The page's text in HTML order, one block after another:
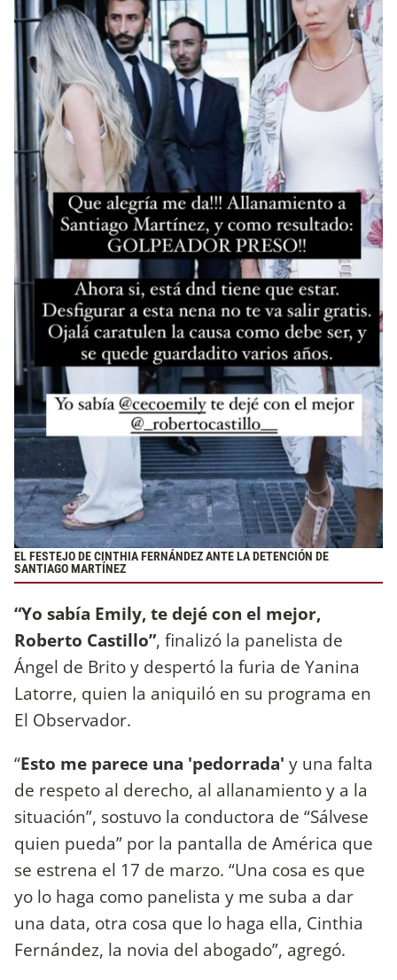
EL FESTEJO DE CINTHIA FERNÁNDEZ ANTE LA DETENCIÓN DE
SANTIAGO MARTÍNEZ
“Yo sabía Emily, te dejé con el mejor,
Roberto Castillo”, finalizó la panelista de
Ángel de Brito y despertó la furia de Yanina
Latorre, quien la aniquiló en su programa en
El Observador.
“Esto me parece una 'pedorrada' y una falta
de respeto al derecho, al allanamiento y a la
situación”, sostuvo la conductora de “Sálvese
quien pueda” por la pantalla de América que
se estrena el 17 de marzo. “Una cosa es que
yo lo haga como panelista y me suba a dar
una data, otra cosa que lo haga ella, Cinthia
Fernández, la novia del abogado”, agregó.